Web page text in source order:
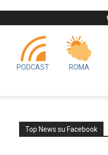
PODCAST ROMA
Top News su Facebook